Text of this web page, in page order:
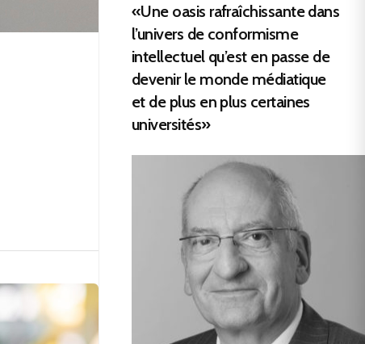
«Une oasis rafraîchissante dans
l’univers de conformisme
intellectuel qu’est en passe de
devenir le monde médiatique
et de plus en plus certaines
universités»